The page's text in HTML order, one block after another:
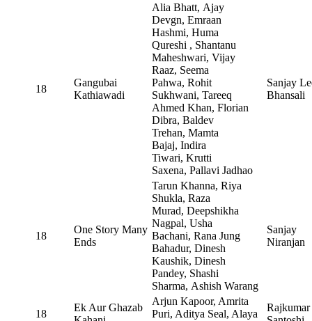
18
Gangubai
Kathiawadi
Alia Bhatt, Ajay
Devgn, Emraan
Hashmi, Huma
Qureshi , Shantanu
Maheshwari, Vijay
Raaz, Seema
Pahwa, Rohit
Sukhwani, Tareeq
Ahmed Khan, Florian
Dibra, Baldev
Trehan, Mamta
Bajaj, Indira
Tiwari, Krutti
Saxena, Pallavi Jadhao
Sanjay
Bhansali
18
One Story Many
Ends
Tarun Khanna, Riya
Shukla, Raza
Murad, Deepshikha
Nagpal, Usha
Bachani, Rana Jung
Bahadur, Dinesh
Kaushik, Dinesh
Pandey, Shashi
Sharma, Ashish Warang
Sanjay
Niranjan
18
Ek Aur Ghazab
Arjun Kapoor, Amrita
Puri, Aditya Seal, Alaya
Rajkumar